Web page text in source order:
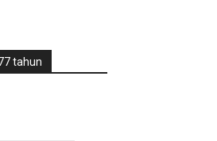
tahun